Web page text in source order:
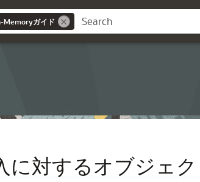
Memoryガイド
に対するオブジェ